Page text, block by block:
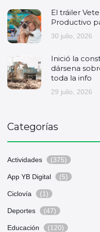
El tráiler
Productivo
30 julio, 2026
Inició la
dársena
toda la info
29 julio, 2026
Categorías
Actividades (375)
App YB Digital (5)
Ciclovía (1)
Deportes (47)
Educación (120)